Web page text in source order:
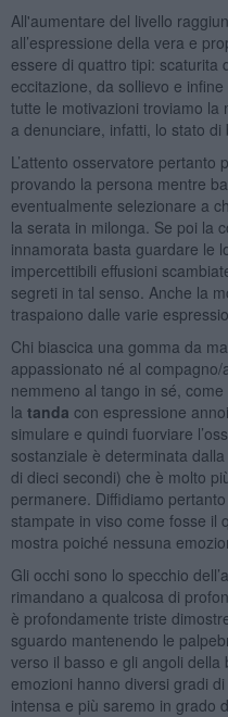
All'aumentare del livello
all’espressione della vera e
essere di quattro tipi: scaturita
eccitazione, da sollievo e
tutte le motivazioni troviamo la
a denunciare, infatti, lo stato di
L’attento osservatore pertanto
provando la persona mentre
eventualmente selezionare a
la serata in milonga. Se poi la
innamorata basta guardare le
impercettibili effusioni
segreti in tal senso. Anche la
traspaiono dalle varie
Chi biascica una gomma da
appassionato né al
nemmeno al tango in sé,
la tanda con espressione
simulare e quindi fuorviare
sostanziale è determinata
di dieci secondi) che è molto
permanere. Diffidiamo
stampate in viso come fosse il
mostra poiché nessuna
Gli occhi sono lo specchio
rimandano a qualcosa di
è profondamente triste
sguardo mantenendo le
verso il basso e gli angoli
emozioni hanno diversi gradi
intensa e più saremo in grado